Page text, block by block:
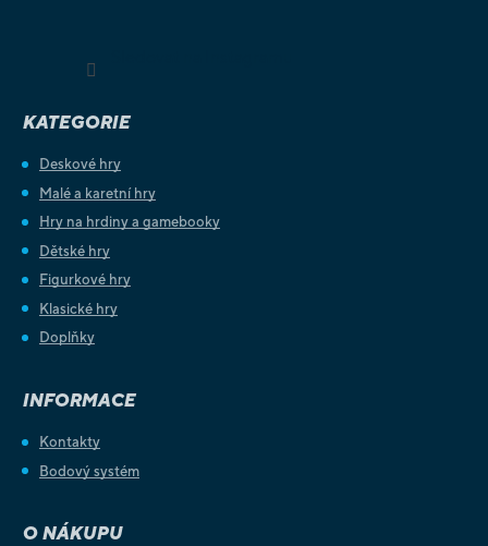
KATEGORIE
Deskové hry
Malé a karetní hry
Hry na hrdiny a gamebooky
Dětské hry
Figurkové hry
Klasické hry
Doplňky
INFORMACE
Kontakty
Bodový systém
O NÁKUPU